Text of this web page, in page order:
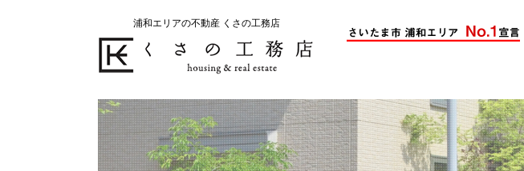
浦和エリアの不動産 くさの工務店
不動産の売却をお考えのお客様
くさの工務店が選ばれる理由 売却活動
不動産の購入をお考えのお客様
くさの工務店が選ばれる理由 購入されたお客様の声